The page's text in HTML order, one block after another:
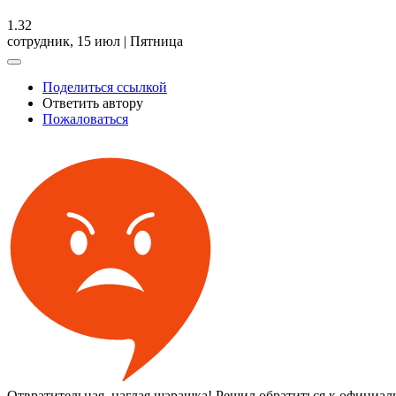
1.32
сотрудник, 15 июл | Пятница
Поделиться ссылкой
Ответить автору
Пожаловаться